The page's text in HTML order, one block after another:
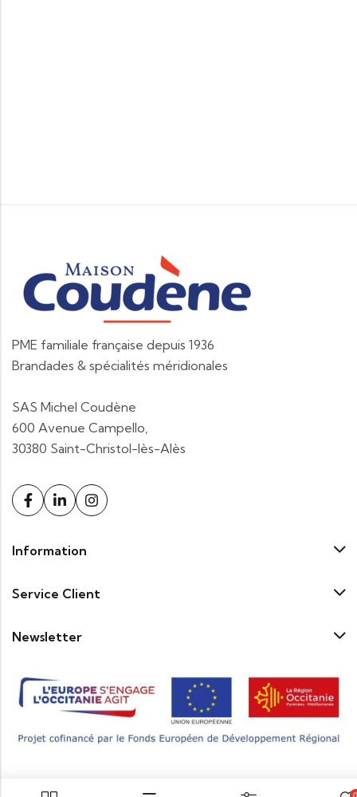
PME familiale française depuis 1936
Brandades & spécialités méridionales
SAS Michel Coudène
600 Avenue Campello,
30380 Saint-Christol-lès-Alès
Information
Service Client
Newsletter